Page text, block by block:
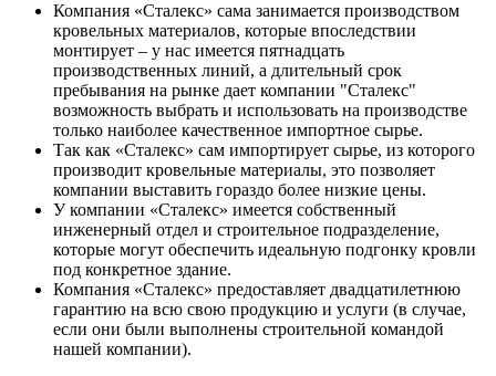
Компания «Сталекс» сама занимается производством
кровельных материалов, которые впоследствии
монтирует – у нас имеется пятнадцать
производственных линий, а длительный срок
пребывания на рынке дает компании "Сталекс"
возможность выбрать и использовать на производстве
только наиболее качественное импортное сырье.
Так как «Сталекс» сам импортирует сырье, из которого
производит кровельные материалы, это позволяет
компании выставить гораздо более низкие цены.
У компании «Сталекс» имеется собственный
инженерный отдел и строительное подразделение,
которые могут обеспечить идеальную подгонку кровли
под конкретное здание.
Компания «Сталекс» предоставляет двадцатилетнюю
гарантию на всю свою продукцию и услуги (в случае,
если они были выполнены строительной командой
нашей компании).